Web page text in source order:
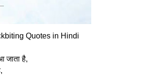
Quotes in Hindi
जाता है,